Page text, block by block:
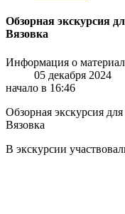
Обзорная экскурсия
Вязовка
Информация о
05 декабря 2024
начало в 16:46
Обзорная экскурсия
Вязовка
В экскурсии